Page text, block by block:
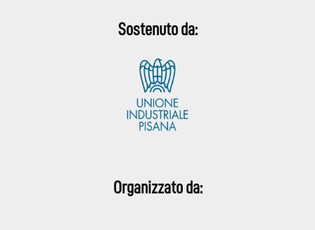
Sostenuto da:
Organizzato da: